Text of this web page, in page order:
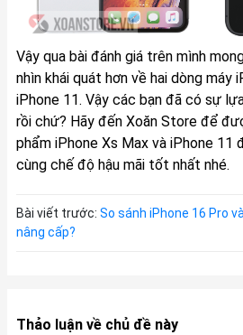
Vậy qua bài đánh giá trên mình
nhìn khái quát hơn về hai dòng máy
iPhone 11. Vậy các bạn đã có sự
rồi chứ? Hãy đến Xoăn Stoređể
phẩm iPhone Xs Maxvà iPhone 11
cùng chế độ hậu mãi tốt nhất nhé.
Bài viết trước: So sánh iPhone 16 Pro
nâng cấp?
Thảo luận về chủ đề này